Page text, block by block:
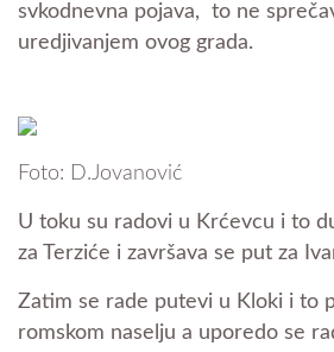
svkodnevna pojava, to ne
uredjivanjem ovog grada.
Foto: D.Jovanović
U toku su radovi u Krćevcu i to
za Terziće i završava se put za
Zatim se rade putevi u Kloki i to
romskom naselju a uporedo se